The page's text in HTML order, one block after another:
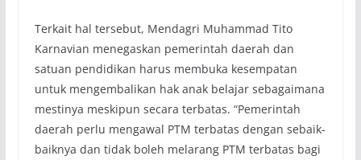
Terkait hal tersebut, Mendagri Muhammad Tito
Karnavian menegaskan pemerintah daerah dan
satuan pendidikan harus membuka kesempatan
untuk mengembalikan hak anak belajar sebagaimana
mestinya meskipun secara terbatas. “Pemerintah
daerah perlu mengawal PTM terbatas dengan sebaik-
baiknya dan tidak boleh melarang PTM terbatas bagi